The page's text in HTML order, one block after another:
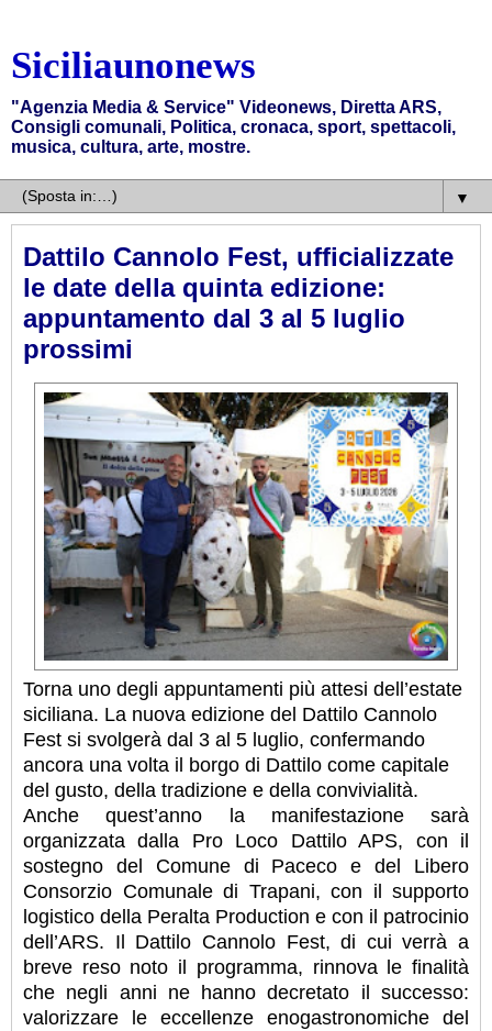
Siciliaunonews
"Agenzia Media & Service" Videonews, Diretta ARS,
Consigli comunali, Politica, cronaca, sport, spettacoli,
musica, cultura, arte, mostre.
▼
Dattilo Cannolo Fest, ufficializzate
le date della quinta edizione:
appuntamento dal 3 al 5 luglio
prossimi
Torna uno degli appuntamenti più attesi dell’estate
siciliana. La nuova edizione del Dattilo Cannolo
Fest si svolgerà dal 3 al 5 luglio, confermando
ancora una volta il borgo di Dattilo come capitale
del gusto, della tradizione e della convivialità.
Anche quest’anno la manifestazione sarà
organizzata dalla Pro Loco Dattilo APS, con il
sostegno del Comune di Paceco e del Libero
Consorzio Comunale di Trapani, con il supporto
logistico della Peralta Production e con il patrocinio
dell’ARS. Il Dattilo Cannolo Fest, di cui verrà a
breve reso noto il programma, rinnova le finalità
che negli anni ne hanno decretato il successo:
valorizzare le eccellenze enogastronomiche del